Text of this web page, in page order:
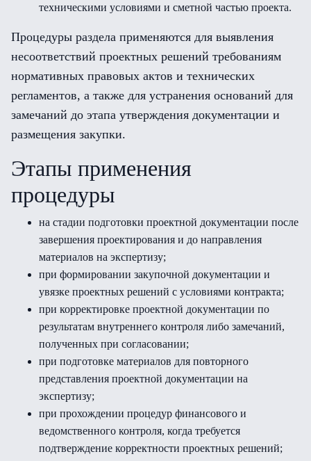
техническими условиями и сметной частью проекта.
Процедуры раздела применяются для выявления
несоответствий проектных решений требованиям
нормативных правовых актов и технических
регламентов, а также для устранения оснований для
замечаний до этапа утверждения документации и
размещения закупки.
Этапы применения
процедуры
на стадии подготовки проектной документации после
завершения проектирования и до направления
материалов на экспертизу;
при формировании закупочной документации и
увязке проектных решений с условиями контракта;
при корректировке проектной документации по
результатам внутреннего контроля либо замечаний,
полученных при согласовании;
при подготовке материалов для повторного
представления проектной документации на
экспертизу;
при прохождении процедур финансового и
ведомственного контроля, когда требуется
подтверждение корректности проектных решений;